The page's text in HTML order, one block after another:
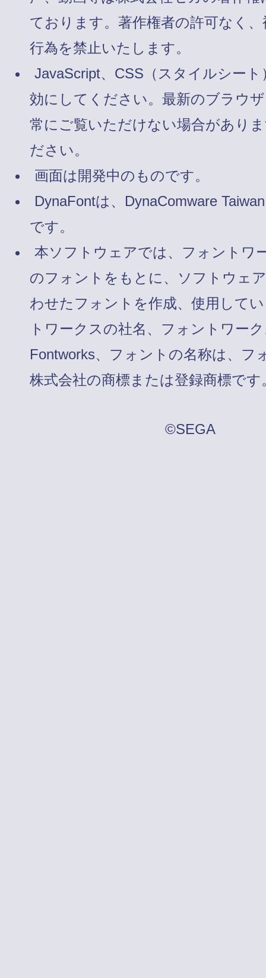
ております。著作権者の許可なく
行為を禁止いたします。
JavaScript、CSS（スタイルシート
効にしてください。最新のブラウ
常にご覧いただけない場合があり
ださい。
画面は開発中のものです。
DynaFontは、DynaComware
です。
本ソフトウェアでは、フォントワ
のフォントをもとに、ソフトウェ
わせたフォントを作成、使用して
トワークスの社名、フォントワー
Fontworks、フォントの名称は、フ
株式会社の商標または登録商標です
©SEGA